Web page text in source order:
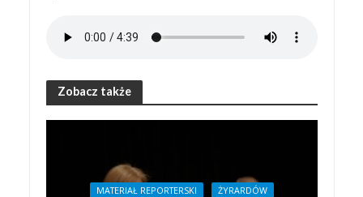
Zobacz także
MATERIAŁ REPORTERSKI ŻYRARDÓW